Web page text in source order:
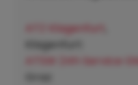
ATZ Klagenfurt
Klagenfurt:
ATSW 24h Service